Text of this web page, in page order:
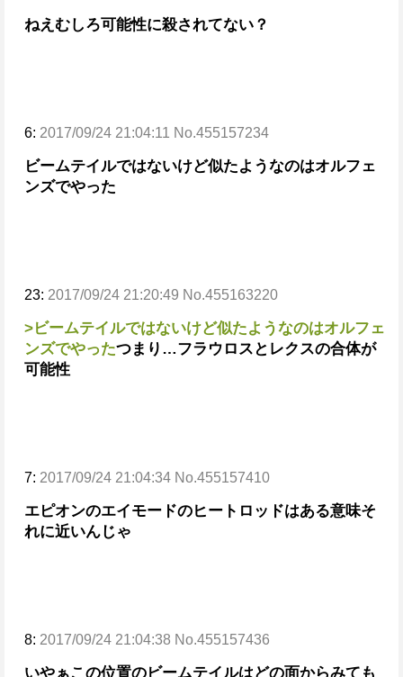
ねえむしろ可能性に殺されてない？
6: 2017/09/24 21:04:11 No.455157234
ビームテイルではないけど似たようなのはオルフェ
ンズでやった
23: 2017/09/24 21:20:49 No.455163220
>ビームテイルではないけど似たようなのはオルフェ
ンズでやったつまり…フラウロスとレクスの合体が
可能性
7: 2017/09/24 21:04:34 No.455157410
エピオンのエイモードのヒートロッドはある意味そ
れに近いんじゃ
8: 2017/09/24 21:04:38 No.455157436
いやぁこの位置のビームテイルはどの面からみても